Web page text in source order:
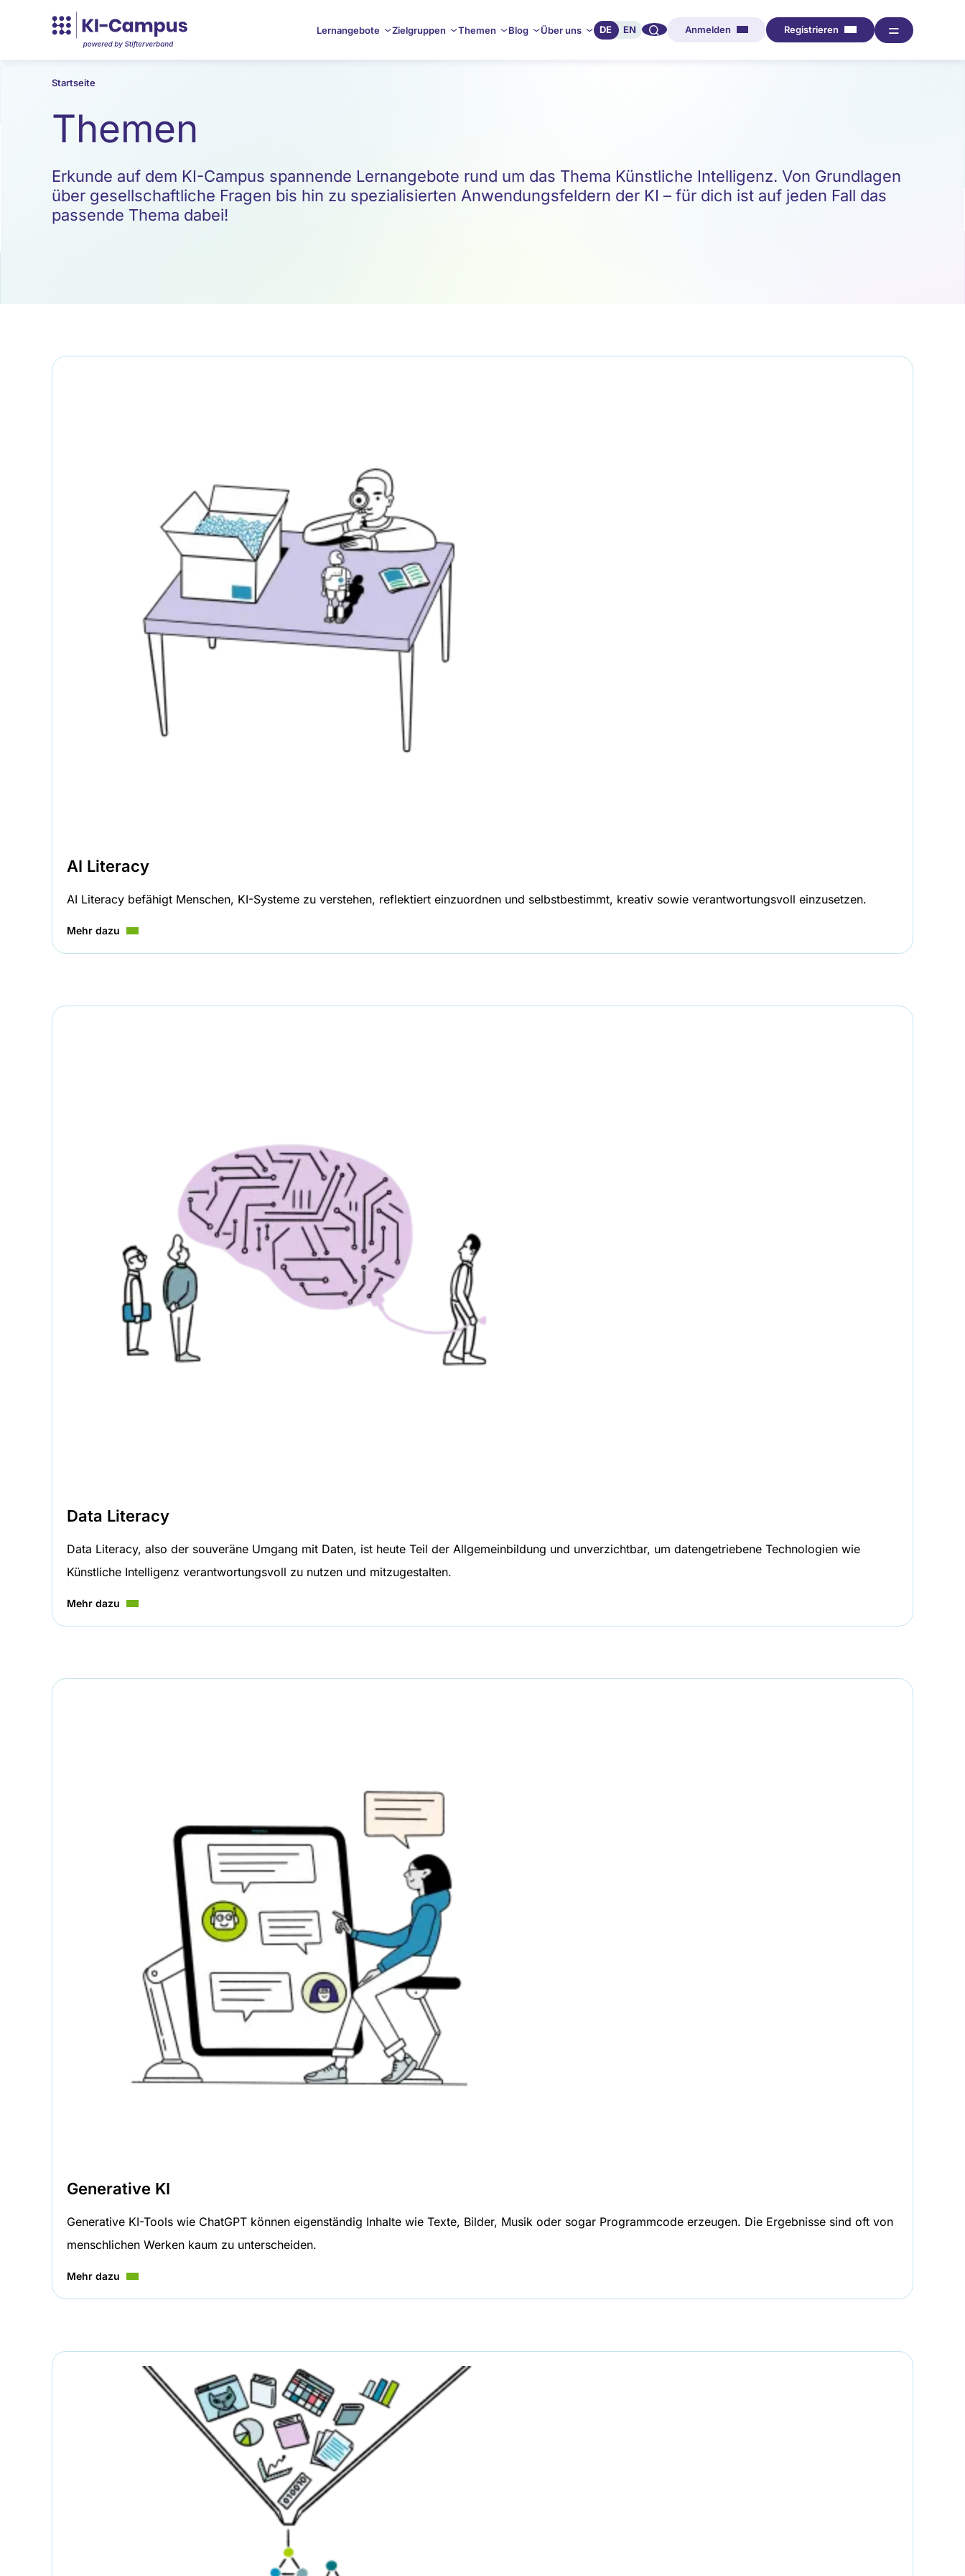
Lernangebote Zielgruppen Themen Blog Über uns DE EN 🔍︎︎ Anmelden Registrieren ═
Startseite
Themen
Erkunde auf dem KI-Campus spannende Lernangebote rund um das Thema Künstliche Intelligenz. Von Grundlagen
über gesellschaftliche Fragen bis hin zu spezialisierten Anwendungsfeldern der KI – für dich ist auf jeden Fall das
passende Thema dabei!
AI Literacy
AI Literacy befähigt Menschen, KI-Systeme zu verstehen, reflektiert einzuordnen und selbstbestimmt, kreativ sowie verantwortungsvoll einzusetzen.
Mehr dazu
Data Literacy
Data Literacy, also der souveräne Umgang mit Daten, ist heute Teil der Allgemeinbildung und unverzichtbar, um datengetriebene Technologien wie
Künstliche Intelligenz verantwortungsvoll zu nutzen und mitzugestalten.
Mehr dazu
Generative KI
Generative KI-Tools wie ChatGPT können eigenständig Inhalte wie Texte, Bilder, Musik oder sogar Programmcode erzeugen. Die Ergebnisse sind oft von
menschlichen Werken kaum zu unterscheiden.
Mehr dazu